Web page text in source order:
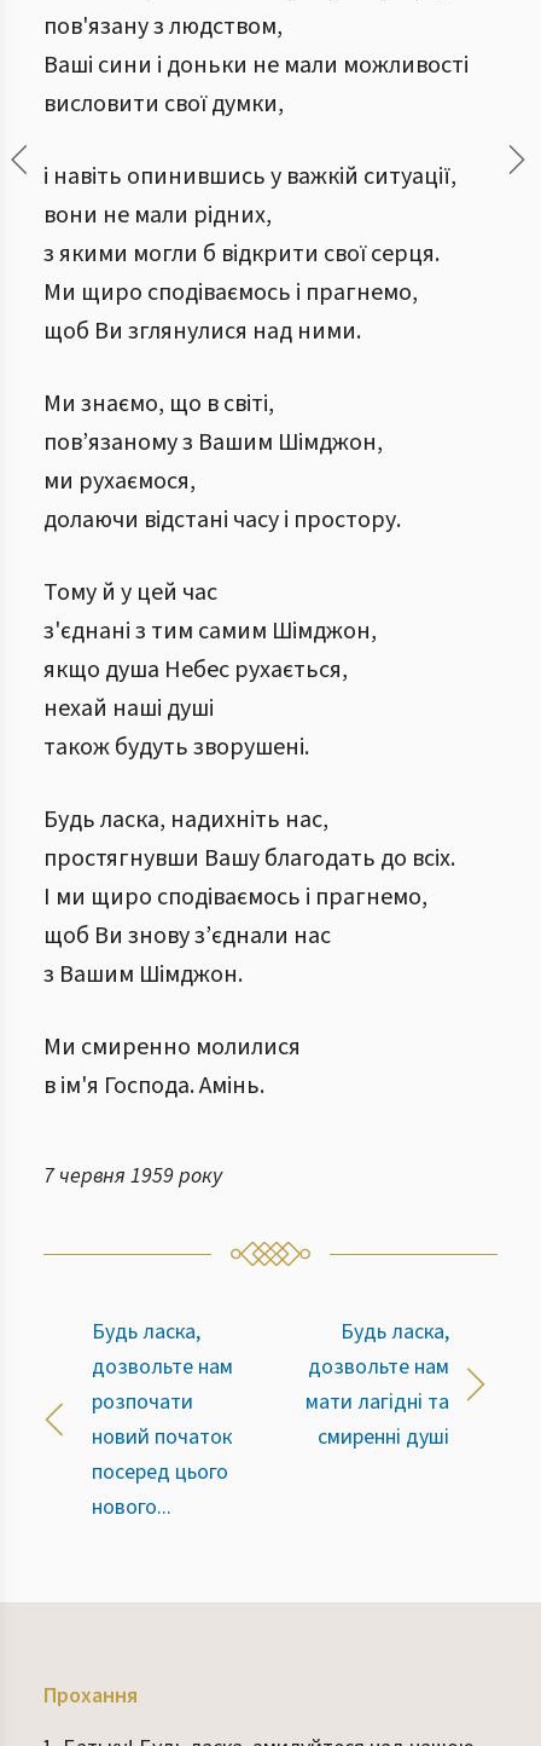
пов'язану з людством,
Ваші сини і доньки не мали можливості
висловити свої думки,
і навіть опинившись у важкій ситуації,
вони не мали рідних,
з якими могли б відкрити свої серця.
Ми щиро сподіваємось і прагнемо,
щоб Ви зглянулися над ними.
Ми знаємо, що в світі,
пов’язаному з Вашим Шімджон,
ми рухаємося,
долаючи відстані часу і простору.
Тому й у цей час
з'єднані з тим самим Шімджон,
якщо душа Небес рухається,
нехай наші душі
також будуть зворушені.
Будь ласка, надихніть нас,
простягнувши Вашу благодать до всіх.
І ми щиро сподіваємось і прагнемо,
щоб Ви знову з’єднали нас
з Вашим Шімджон.
Ми смиренно молилися
в ім'я Господа. Амінь.
7 червня 1959 року
Будь ласка,
дозвольте нам
розпочати
новий початок
посеред цього
нового...
Будь ласка,
дозвольте нам
мати лагідні та
смиренні душі
Прохання